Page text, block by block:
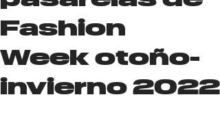
Fashion
Week otoño-
invierno 2022